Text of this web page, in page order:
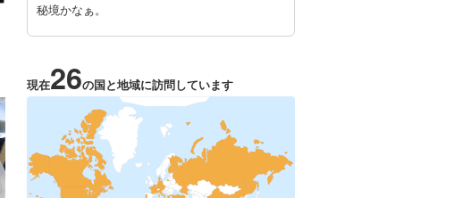
秘境かなぁ。
現在26の国と地域に訪問しています